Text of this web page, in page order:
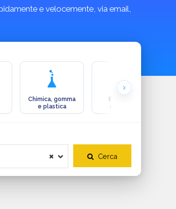
e velocemente, via email,
Chimica, gomma
e plastica
Ecologia e
ambiente
Cerca